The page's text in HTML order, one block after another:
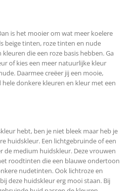
is het mooier om wat meer koelere
beige tinten, roze tinten en nude
die een roze basis hebben. Ga
of kies een meer natuurlijke kleur
Daarmee creëer jij een mooie,
donkere kleuren en kleur met een
hebt, ben je niet bleek maar heb je
huidskleur. Een lichtgebruinde of een
de medium huidskleur. Deze vrouwen
roodtinten die een blauwe ondertoon
nudetinten. Ook lichtroze en
deze huidskleur erg mooi staan. Bij